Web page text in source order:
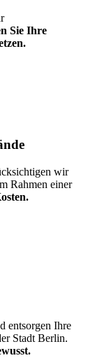
Sie Ihre
wir
Rahmen einer
entsorgen Ihre
Stadt Berlin.